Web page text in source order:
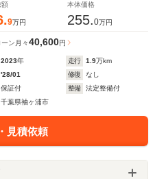
9万円
本体価格
255.0万円
ン 月々40,600円
2023年 走行 1.9万km
'28/01 修復
なし
保証付 整備
法定整備付
千葉県袖ヶ浦市
見積依頼